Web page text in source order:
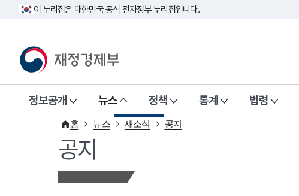
이 누리집은 대한민국 공식 전자정부 누리집입니다.
재정경제부(www.mofe.go.kr)
정보공개 뉴스 정책 통계 법령
홈 뉴스 새소식 공지
공지